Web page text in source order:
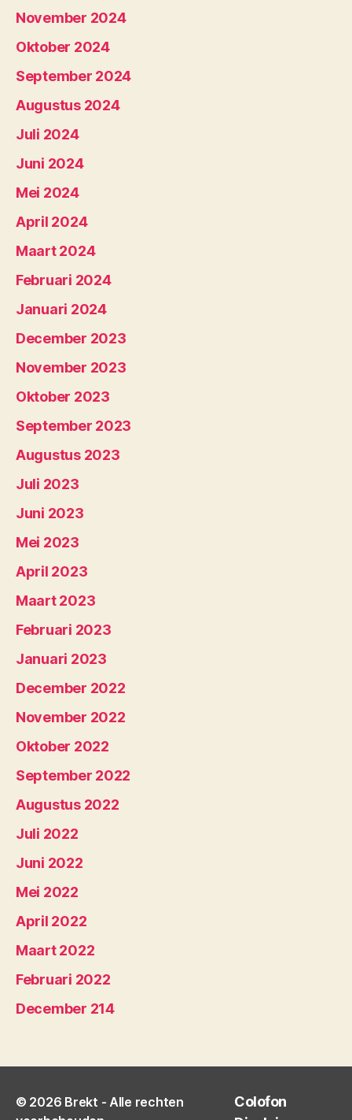
November 2024
Oktober 2024
September 2024
Augustus 2024
Juli 2024
Juni 2024
Mei 2024
April 2024
Maart 2024
Februari 2024
Januari 2024
December 2023
November 2023
Oktober 2023
September 2023
Augustus 2023
Juli 2023
Juni 2023
Mei 2023
April 2023
Maart 2023
Februari 2023
Januari 2023
December 2022
November 2022
Oktober 2022
September 2022
Augustus 2022
Juli 2022
Juni 2022
Mei 2022
April 2022
Maart 2022
Februari 2022
December 214
© 2026 Brekt - Alle rechten
Colofon